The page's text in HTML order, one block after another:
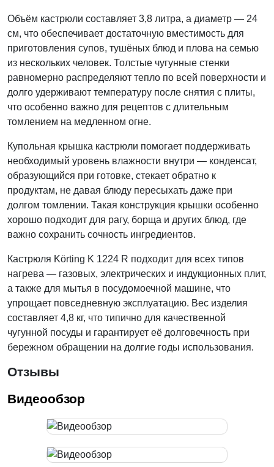
Объём кастрюли составляет 3,8 литра, а диаметр — 24
см, что обеспечивает достаточную вместимость для
приготовления супов, тушёных блюд и плова на семью
из нескольких человек. Толстые чугунные стенки
равномерно распределяют тепло по всей поверхности и
долго удерживают температуру после снятия с плиты,
что особенно важно для рецептов с длительным
томлением на медленном огне.
Купольная крышка кастрюли помогает поддерживать
необходимый уровень влажности внутри — конденсат,
образующийся при готовке, стекает обратно к
продуктам, не давая блюду пересыхать даже при
долгом томлении. Такая конструкция крышки особенно
хорошо подходит для рагу, борща и других блюд, где
важно сохранить сочность ингредиентов.
Кастрюля Körting K 1224 R подходит для всех типов
нагрева — газовых, электрических и индукционных плит,
а также для мытья в посудомоечной машине, что
упрощает повседневную эксплуатацию. Вес изделия
составляет 4,8 кг, что типично для качественной
чугунной посуды и гарантирует её долговечность при
бережном обращении на долгие годы использования.
Отзывы
Видеообзор